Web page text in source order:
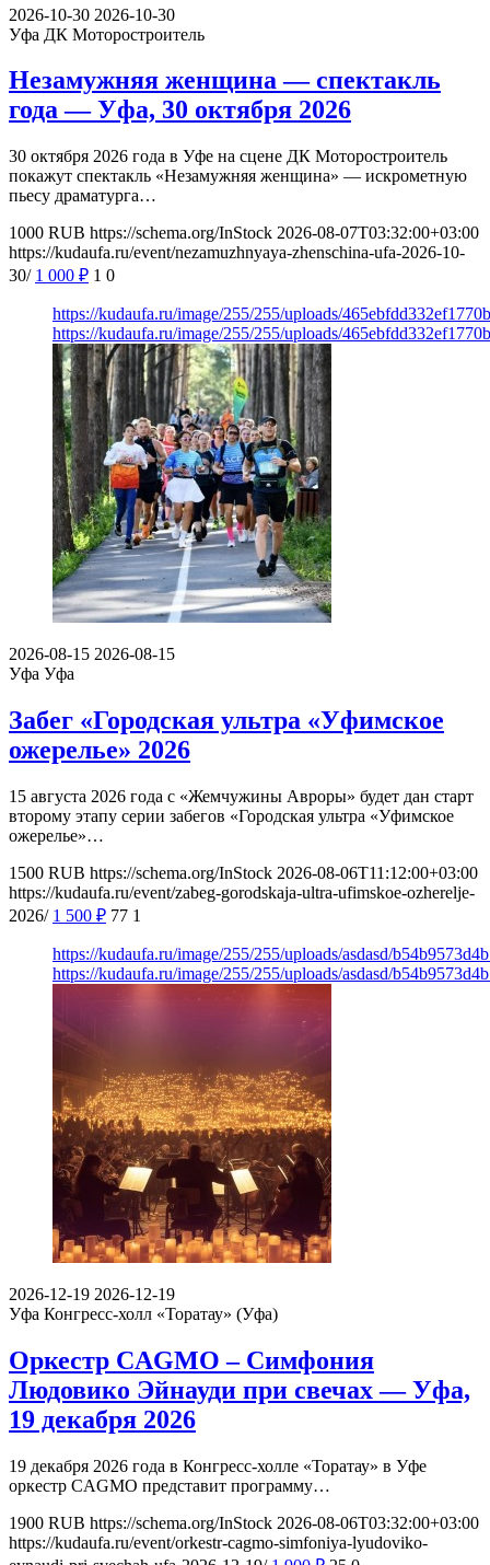
2026-10-30 2026-10-30
Уфа ДК Моторостроитель
Незамужняя женщина — спектакль
года — Уфа, 30 октября 2026
30 октября 2026 года в Уфе на сцене ДК Моторостроитель
покажут спектакль «Незамужняя женщина» — искрометную
пьесу драматурга…
1000 RUB https://schema.org/InStock 2026-08-07T03:32:00+03:00
https://kudaufa.ru/event/nezamuzhnyaya-zhenschina-ufa-2026-10-
30/ 1 000 ₽ 1 0
https://kudaufa.ru/image/255/255/uploads/
https://kudaufa.ru/image/255/255/uploads/
2026-08-15 2026-08-15
Уфа Уфа
Забег «Городская ультра «Уфимское
ожерелье» 2026
15 августа 2026 года с «Жемчужины Авроры» будет дан старт
второму этапу серии забегов «Городская ультра «Уфимское
ожерелье»…
1500 RUB https://schema.org/InStock 2026-08-06T11:12:00+03:00
https://kudaufa.ru/event/zabeg-gorodskaja-ultra-ufimskoe-ozherelje-
2026/ 1 500 ₽ 77 1
https://kudaufa.ru/image/255/255/uploads/asdasd/
https://kudaufa.ru/image/255/255/uploads/asdasd/
2026-12-19 2026-12-19
Уфа Конгресс-холл «Торатау» (Уфа)
Оркестр CAGMO – Симфония
Людовико Эйнауди при свечах — Уфа,
19 декабря 2026
19 декабря 2026 года в Конгресс-холле «Торатау» в Уфе
оркестр CAGMO представит программу…
1900 RUB https://schema.org/InStock 2026-08-06T03:32:00+03:00
https://kudaufa.ru/event/orkestr-cagmo-simfoniya-lyudoviko-